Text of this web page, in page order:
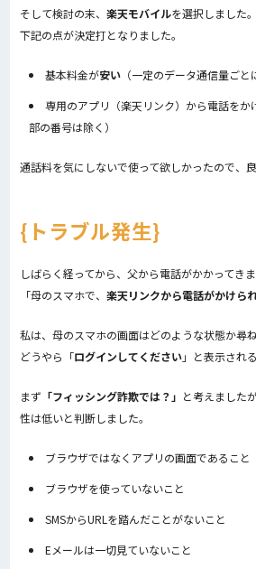
そして検討の末、 楽天モバイルを選択しました。
下記の点が決定打となりました。
基本料金が安い（一定のデータ通信量ごと
専用のアプリ（楽天リンク）から電話をか
部の番号は除く）
通話料を気にしないで使って欲しかったので、
トラブル発生
しばらく経ってから、父から電話がかかってきま
「母のスマホで、 楽天リンクから電話がかけら
私は、母のスマホの画面はどのような状態か尋ね
どうやら「ログインしてください」と表示され
まず 「フィッシング詐欺では？」 と考えました
性は低いと判断しました。
ブラウザではなくアプリの画面であること
ブラウザを使っていないこと
SMSからURLを踏んだことがないこと
Eメールは一切見ていないこと